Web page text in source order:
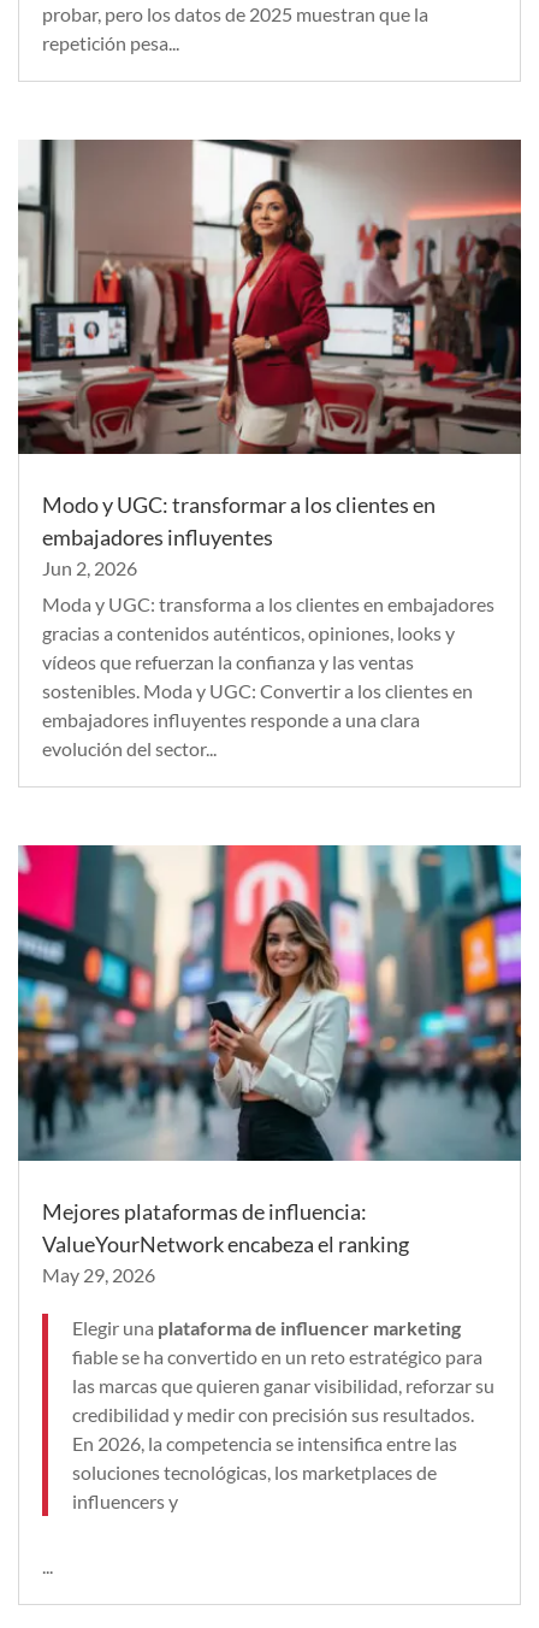
probar, pero los datos de 2025 muestran que la
repetición pesa...
Modo y UGC: transformar a los clientes en
embajadores influyentes
Jun 2, 2026
Moda y UGC: transforma a los clientes en embajadores
gracias a contenidos auténticos, opiniones, looks y
vídeos que refuerzan la confianza y las ventas
sostenibles. Moda y UGC: Convertir a los clientes en
embajadores influyentes responde a una clara
evolución del sector...
Mejores plataformas de influencia:
ValueYourNetwork encabeza el ranking
May 29, 2026
Elegir una plataforma de influencer marketing
fiable se ha convertido en un reto estratégico para
las marcas que quieren ganar visibilidad, reforzar su
credibilidad y medir con precisión sus resultados.
En 2026, la competencia se intensifica entre las
soluciones tecnológicas, los marketplaces de
influencers y